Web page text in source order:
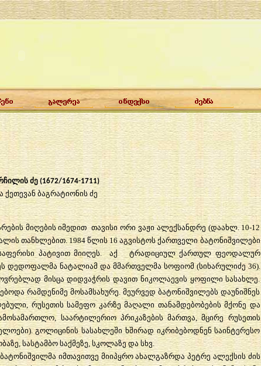
ძე (1672/1674-1711)
ქეთევან ბაგრატიონის ძე
მიღების იმედით თავისი ორი ვაჟი ალექსანდრე (დაახლ. 10-12
თანხლებით. 1984 წლის 16 აგვისტოს ქართველი ბატონიშვილები
პატივით მიიღეს. აქ ტრადიციულ ქართულ ფეოდალურ
დედოფალმა ნატალიამ და მმართველმა სოფიომ (სიხარულიძე 36).
მისცა დიდვაჭრის დავით ნიკოლაევის ყოფილი სასახლე.
რამდენიმე მოსამსახურე. მეურვედ ბატონიშვილებს დაუნიშნეს
რუსეთის სამეფო კარზე მაღალი თანამდებობების მქონე და
საარტილერიო პრიკაზების მართვა, მცირე რუსეთის
გოლიცინის სასახლეში ხშირად იკრიბებოდნენ საინტერესო
სასტამბო საქმეზე, სკოლაზე და სხვ.
იმთავითვე მიიპყრო ახალგაზრდა პეტრე ალექსის ძის